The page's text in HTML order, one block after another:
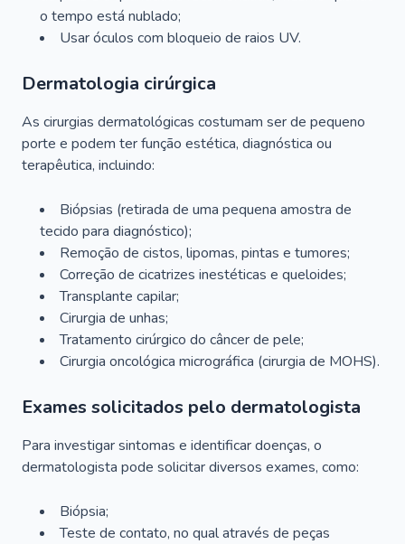
o tempo está nublado;
Usar óculos com bloqueio de raios UV.
Dermatologia cirúrgica
As cirurgias dermatológicas costumam ser de pequeno
porte e podem ter função estética, diagnóstica ou
terapêutica, incluindo:
Biópsias (retirada de uma pequena amostra de
tecido para diagnóstico);
Remoção de cistos, lipomas, pintas e tumores;
Correção de cicatrizes inestéticas e queloides;
Transplante capilar;
Cirurgia de unhas;
Tratamento cirúrgico do câncer de pele;
Cirurgia oncológica micrográfica (cirurgia de MOHS).
Exames solicitados pelo dermatologista
Para investigar sintomas e identificar doenças, o
dermatologista pode solicitar diversos exames, como:
Biópsia;
Teste de contato, no qual através de peças